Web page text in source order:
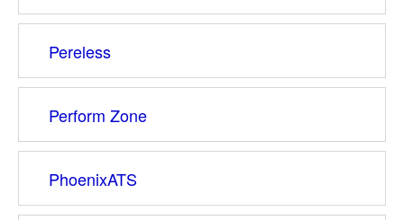
Pereless
Perform Zone
PhoenixATS